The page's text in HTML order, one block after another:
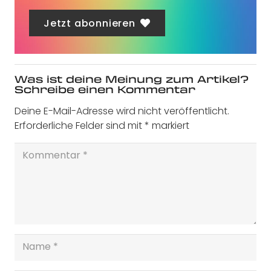
Jetzt abonnieren
Was ist deine Meinung zum Artikel?
Schreibe einen Kommentar
Deine E-Mail-Adresse wird nicht veröffentlicht.
Erforderliche Felder sind mit* markiert